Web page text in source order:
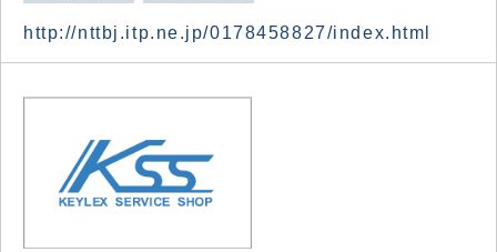
http://nttbj.itp.ne.jp/0178458827/index.html